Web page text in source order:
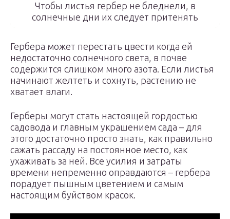
Чтобы листья гербер не бледнели, в
солнечные дни их следует притенять
Гербера может перестать цвести когда ей
недостаточно солнечного света, в почве
содержится слишком много азота. Если листья
начинают желтеть и сохнуть, растению не
хватает влаги.
Герберы могут стать настоящей гордостью
садовода и главным украшением сада – для
этого достаточно просто знать, как правильно
сажать рассаду на постоянное место, как
ухаживать за ней. Все усилия и затраты
времени непременно оправдаются – гербера
порадует пышным цветением и самым
настоящим буйством красок.